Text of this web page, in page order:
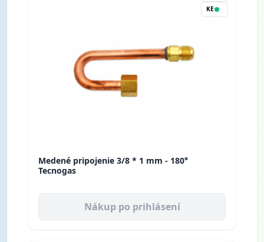
KE
Medené pripojenie 3/8 * 1 mm - 180°
Tecnogas
Nákup po prihlásení